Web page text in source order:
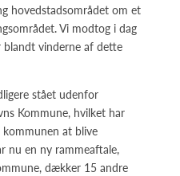
hovedstadsområdet om et
Vi modtog i dag
blandt vinderne af dette
stået udenfor
Kommune, hvilket har
at blive
nu en ny rammeaftale,
dækker 15 andre